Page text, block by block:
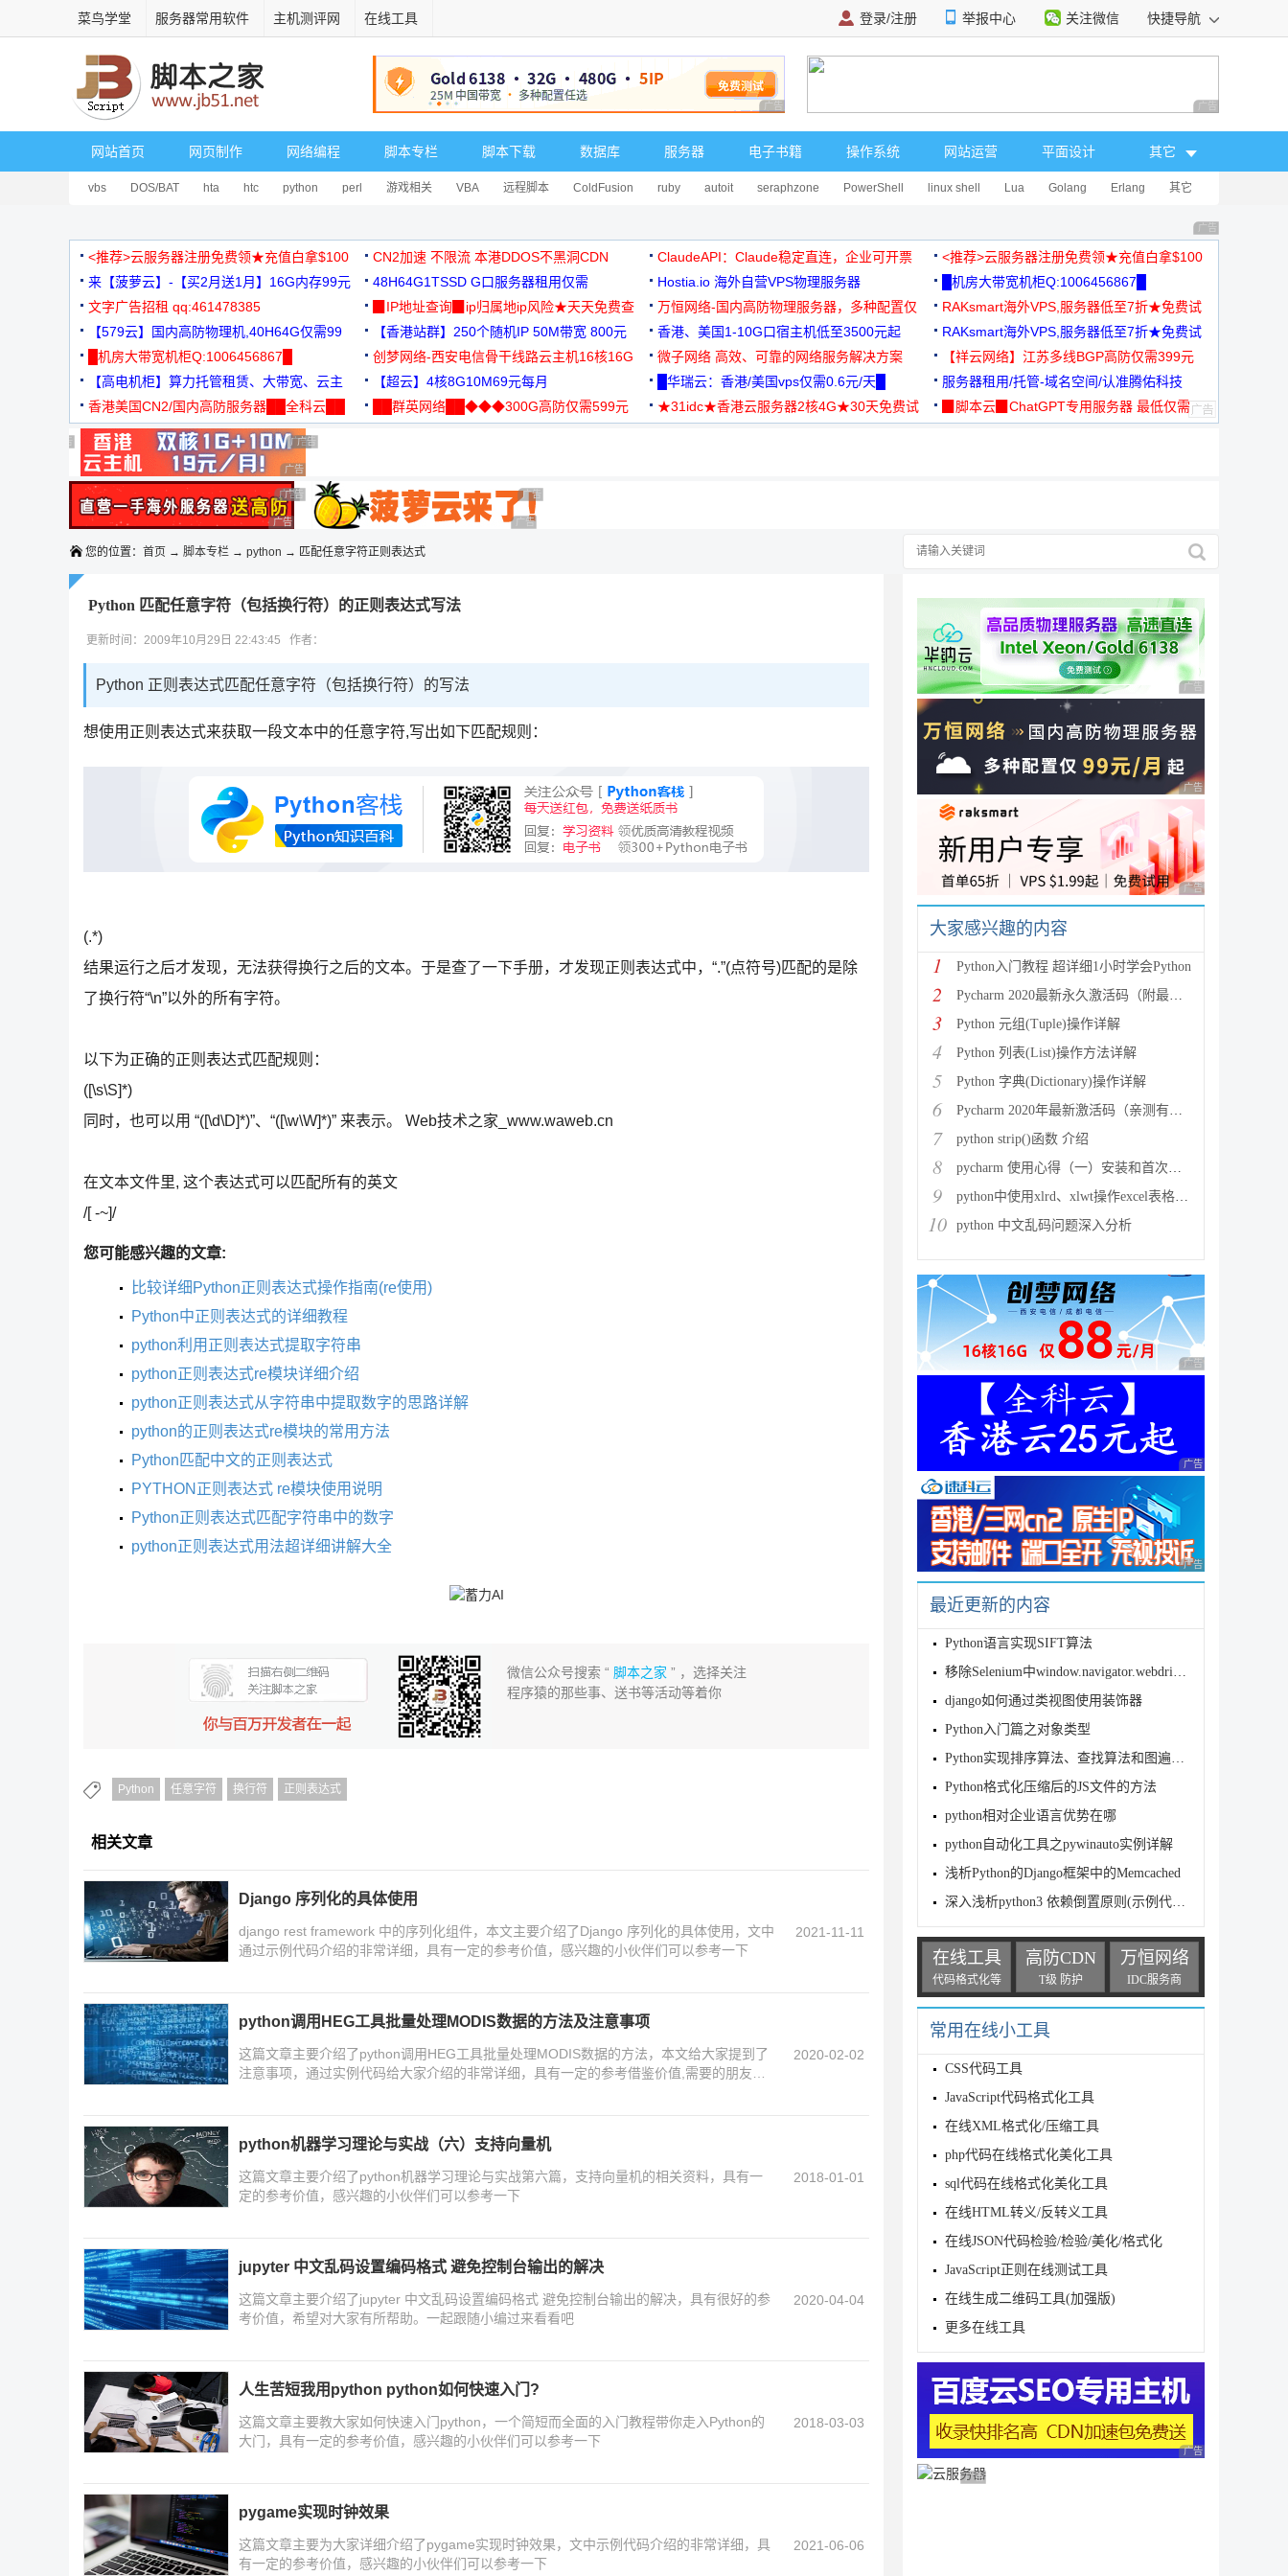
菜鸟学堂 服务器常用软件 主机测评网 在线工具 登录/注册 举报中心 关注微信 快捷导航
广告 商业广告，理性选择 广告 商业广告，理
网站首页 网页制作 网络编程 脚本专栏 脚本下载 数据库 服务器 电子书籍 操作系统 网站运营 平面设计 其它
vbs DOS/BAT hta htc python perl 游戏相关 VBA 远程脚本 ColdFusion ruby autoit seraphzone PowerShell linux shell Lua Golang Erlang 其它
广告 商业广告，理
<推荐>云服务器注册免费领★充值白拿$100 CN2加速 不限流 本港DDOS不黑洞CDN ClaudeAPI：Claude稳定直连，企业可开票
<推荐>云服务器注册免费领★充值白拿$100
来【菠萝云】-【买2月送1月】16G内存99元
48H64G1TSSD G口服务器租用仅需
3000+可免费测试
Hostia.io 海外自营VPS物理服务器
█机房大带宽机柜Q:1006456867█
文字广告招租 qq:461478385
▉IP地址查询▉ip归属地ip风险★天天免费查
万恒网络-国内高防物理服务器，多种配置仅
99元/月起
RAKsmart海外VPS,服务器低至7折★免费试
用★
【579云】国内高防物理机,40H64G仅需99
元
【香港站群】250个随机IP 50M带宽 800元 香港、美国1-10G口宿主机低至3500元起
RAKsmart海外VPS,服务器低至7折★免费试
用★
█机房大带宽机柜Q:1006456867█
创梦网络-西安电信骨干线路云主机16核16G
88元/月
微子网络 高效、可靠的网络服务解决方案
【祥云网络】江苏多线BGP高防仅需399元
【高电机柜】算力托管租赁、大带宽、云主
机
【超云】4核8G10M69元每月 █华瑞云：香港/美国vps仅需0.6元/天█
服务器租用/托管-域名空间/认准腾佑科技
香港美国CN2/国内高防服务器██全科云██
██群英网络██◆◆◆300G高防仅需599元
★31idc★香港云服务器2核4G★30天免费试
▉脚本云▉ChatGPT专用服务器 最低仅需
广告 商业广告，理性选择
广告 商业广告，理性选择
广告 商业广告，理性选择
广告 商业广告，理性选择
广告 商业广告，理性选择
广告 商业广告，理性选择
广告 商业广告，理性选择
广告 商业广告，理性选择
广告 商业广告，理性选择
广告 商业广告，理性选择
您的位置： 首页 → 脚本专栏 → python → 匹配任意字符正则表达式
Python 匹配任意字符（包括换行符）的正则表达式写法
更新时间：2009年10月29日 22:43:45 作者：
Python 正则表达式匹配任意字符（包括换行符）的写法
想使用正则表达式来获取一段文本中的任意字符,写出如下匹配规则：
(.*)
结果运行之后才发现，无法获得换行之后的文本。于是查了一下手册，才发现正则表达式中，“.”(点符号)匹配的是除
了换行符“\n”以外的所有字符。
以下为正确的正则表达式匹配规则：
([\s\S]*)
同时，也可以用 “([\d\D]*)”、“([\w\W]*)” 来表示。 Web技术之家_www.waweb.cn
在文本文件里, 这个表达式可以匹配所有的英文
/[ -~]/
您可能感兴趣的文章:
比较详细Python正则表达式操作指南(re使用)
Python中正则表达式的详细教程
python利用正则表达式提取字符串
python正则表达式re模块详细介绍
python正则表达式从字符串中提取数字的思路详解
python的正则表达式re模块的常用方法
Python匹配中文的正则表达式
PYTHON正则表达式 re模块使用说明
Python正则表达式匹配字符串中的数字
python正则表达式用法超详细讲解大全
微信公众号搜索 “脚本之家 ” ，选择关注
程序猿的那些事、送书等活动等着你
Python 任意字符 换行符 正则表达式
相关文章
Django 序列化的具体使用
django rest framework 中的序列化组件，本文主要介绍了Django 序列化的具体使用，文中
通过示例代码介绍的非常详细，具有一定的参考价值，感兴趣的小伙伴们可以参考一下
2021-11-11
python调用HEG工具批量处理MODIS数据的方法及注意事项
这篇文章主要介绍了python调用HEG工具批量处理MODIS数据的方法，本文给大家提到了
注意事项，通过实例代码给大家介绍的非常详细，具有一定的参考借鉴价值,需要的朋友可
2020-02-02
python机器学习理论与实战（六）支持向量机
这篇文章主要介绍了python机器学习理论与实战第六篇，支持向量机的相关资料，具有一
定的参考价值，感兴趣的小伙伴们可以参考一下
2018-01-01
jupyter 中文乱码设置编码格式 避免控制台输出的解决
这篇文章主要介绍了jupyter 中文乱码设置编码格式 避免控制台输出的解决，具有很好的参
考价值，希望对大家有所帮助。一起跟随小编过来看看吧
2020-04-04
人生苦短我用python python如何快速入门?
这篇文章主要教大家如何快速入门python，一个简短而全面的入门教程带你走入Python的
大门，具有一定的参考价值，感兴趣的小伙伴们可以参考一下
2018-03-03
pygame实现时钟效果
这篇文章主要为大家详细介绍了pygame实现时钟效果，文中示例代码介绍的非常详细，具
有一定的参考价值，感兴趣的小伙伴们可以参考一下
2021-06-06
广告 商业广告，理性
广告 商业广告，理性
广告 商业广告，理性
大家感兴趣的内容
1 Python入门教程 超详细1小时学会Python
2 Pycharm 2020最新永久激活码（附最新激活码和插件
3 Python 元组(Tuple)操作详解
4 Python 列表(List)操作方法详解
5 Python 字典(Dictionary)操作详解
6 Pycharm 2020年最新激活码（亲测有效）
7 python strip()函数 介绍
8 pycharm 使用心得（一）安装和首次使用
9 python中使用xlrd、xlwt操作excel表格详解
10 python 中文乱码问题深入分析
广告 商业广告，理性
广告 商业广告，理性
广告 商业广告，理性
最近更新的内容
Python语言实现SIFT算法
移除Selenium中window.navigator.webdriver值
django如何通过类视图使用装饰器
Python入门篇之对象类型
Python实现排序算法、查找算法和图遍历算法实例
Python格式化压缩后的JS文件的方法
python相对企业语言优势在哪
python自动化工具之pywinauto实例详解
浅析Python的Django框架中的Memcached
深入浅析python3 依赖倒置原则(示例代码)
在线工具
代码格式化等
高防CDN
T级 防护
万恒网络
IDC服务商
常用在线小工具
CSS代码工具
JavaScript代码格式化工具
在线XML格式化/压缩工具
php代码在线格式化美化工具
sql代码在线格式化美化工具
在线HTML转义/反转义工具
在线JSON代码检验/检验/美化/格式化
JavaScript正则在线测试工具
在线生成二维码工具(加强版)
更多在线工具
广告 商业广告，理性
广告 商业广告，理性选择